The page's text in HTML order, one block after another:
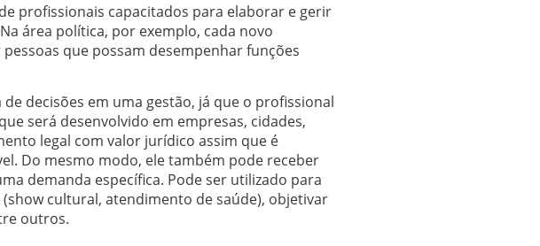
profissionais capacitados para elaborar e gerir
área política, por exemplo, cada novo
que possam desempenhar funções
decisões em uma gestão, já que o profissional
será desenvolvido em empresas, cidades,
legal com valor jurídico assim que é
Do mesmo modo, ele também pode receber
demanda específica. Pode ser utilizado para
cultural, atendimento de saúde), objetivar
outros.